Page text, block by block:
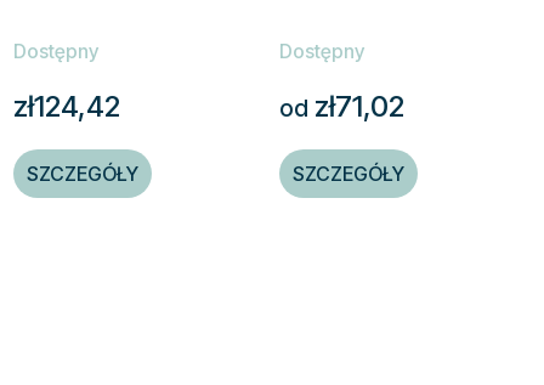
Dostępny
zł124,42
SZCZEGÓŁY
Dostępny
od zł71,02
SZCZEGÓŁY